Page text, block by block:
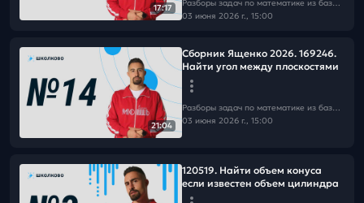
17:17
Разборы задач по математике из базы Школково
03 июня 2026 г., 15:00
21:04
Сборник Ященко 2026. 169246.
Найти угол между плоскостями
Разборы задач по математике из базы Школково
03 июня 2026 г., 15:00
120519. Найти объем конуса
если известен объем цилиндра